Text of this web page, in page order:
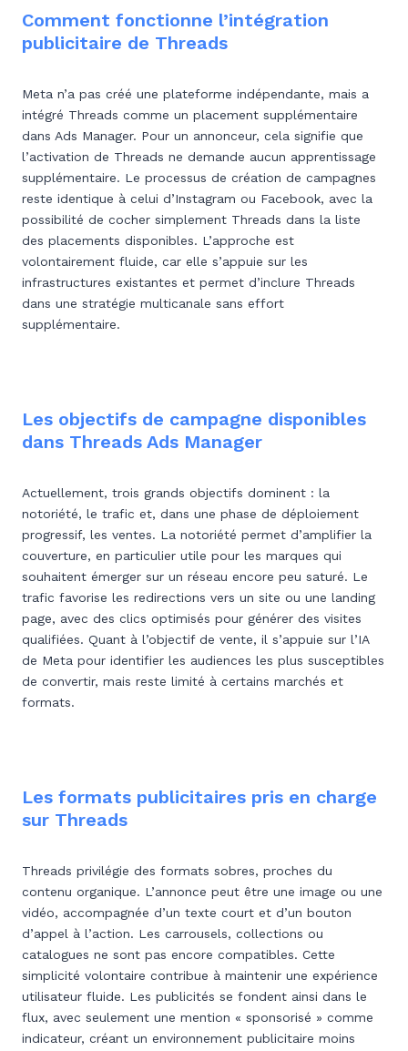
Comment fonctionne l’intégration
publicitaire de Threads
Meta n’a pas créé une plateforme indépendante, mais a
intégré Threads comme un placement supplémentaire
dans Ads Manager. Pour un annonceur, cela signifie que
l’activation de Threads ne demande aucun apprentissage
supplémentaire. Le processus de création de campagnes
reste identique à celui d’Instagram ou Facebook, avec la
possibilité de cocher simplement Threads dans la liste
des placements disponibles. L’approche est
volontairement fluide, car elle s’appuie sur les
infrastructures existantes et permet d’inclure Threads
dans une stratégie multicanale sans effort
supplémentaire.
Les objectifs de campagne disponibles
dans Threads Ads Manager
Actuellement, trois grands objectifs dominent : la
notoriété, le trafic et, dans une phase de déploiement
progressif, les ventes. La notoriété permet d’amplifier la
couverture, en particulier utile pour les marques qui
souhaitent émerger sur un réseau encore peu saturé. Le
trafic favorise les redirections vers un site ou une landing
page, avec des clics optimisés pour générer des visites
qualifiées. Quant à l’objectif de vente, il s’appuie sur l’IA
de Meta pour identifier les audiences les plus susceptibles
de convertir, mais reste limité à certains marchés et
formats.
Les formats publicitaires pris en charge
sur Threads
Threads privilégie des formats sobres, proches du
contenu organique. L’annonce peut être une image ou une
vidéo, accompagnée d’un texte court et d’un bouton
d’appel à l’action. Les carrousels, collections ou
catalogues ne sont pas encore compatibles. Cette
simplicité volontaire contribue à maintenir une expérience
utilisateur fluide. Les publicités se fondent ainsi dans le
flux, avec seulement une mention « sponsorisé » comme
indicateur, créant un environnement publicitaire moins